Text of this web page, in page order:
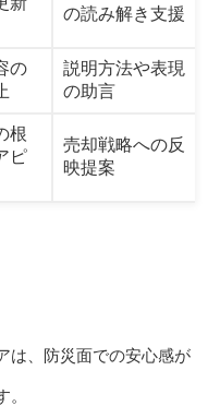
の読み解き支援
の
説明方法や表現
の助言
根
ピ
売却戦略への反
映提案
は、防災面での安心感が